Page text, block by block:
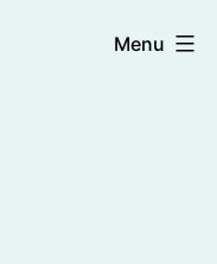
Menu